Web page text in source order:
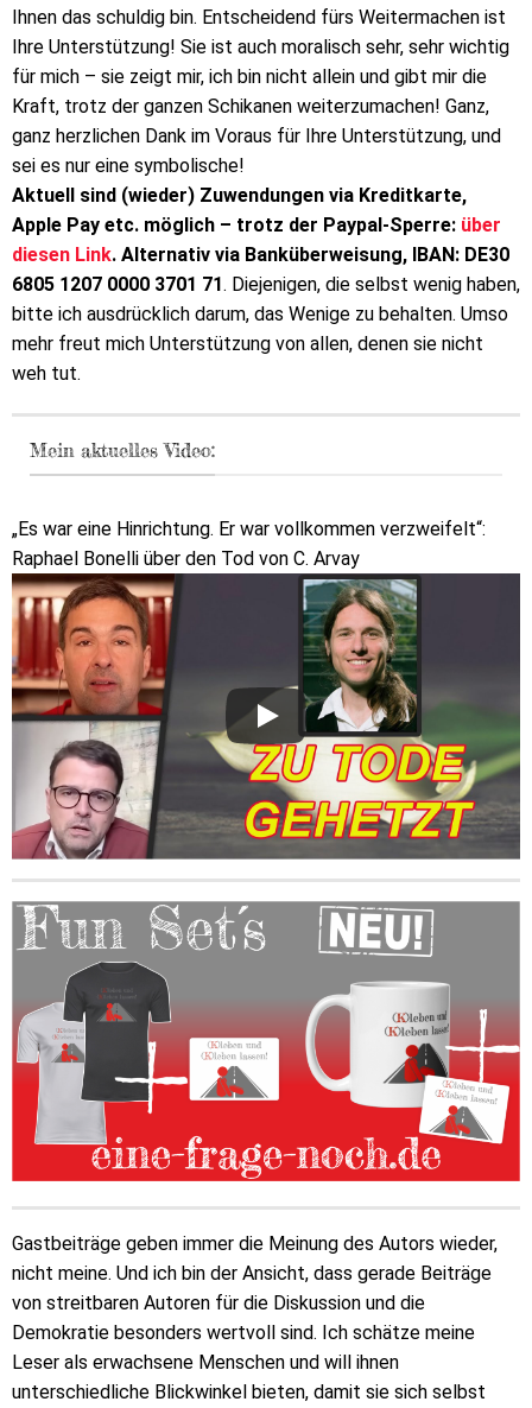
Ihnen das schuldig bin. Entscheidend fürs Weitermachen ist
Ihre Unterstützung! Sie ist auch moralisch sehr, sehr wichtig
für mich – sie zeigt mir, ich bin nicht allein und gibt mir die
Kraft, trotz der ganzen Schikanen weiterzumachen! Ganz,
ganz herzlichen Dank im Voraus für Ihre Unterstützung, und
sei es nur eine symbolische!
Aktuell sind (wieder) Zuwendungen via Kreditkarte,
Apple Pay etc. möglich – trotz der Paypal-Sperre: über
diesen Link. Alternativ via Banküberweisung, IBAN: DE30
6805 1207 0000 3701 71. Diejenigen, die selbst wenig haben,
bitte ich ausdrücklich darum, das Wenige zu behalten. Umso
mehr freut mich Unterstützung von allen, denen sie nicht
weh tut.
Mein aktuelles Video:
„Es war eine Hinrichtung. Er war vollkommen verzweifelt“:
Raphael Bonelli über den Tod von С. Arvay
Gastbeiträge geben immer die Meinung des Autors wieder,
nicht meine. Und ich bin der Ansicht, dass gerade Beiträge
von streitbaren Autoren für die Diskussion und die
Demokratie besonders wertvoll sind. Ich schätze meine
Leser als erwachsene Menschen und will ihnen
unterschiedliche Blickwinkel bieten, damit sie sich selbst